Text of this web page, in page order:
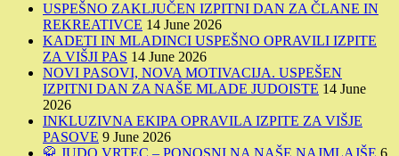
USPEŠNO ZAKLJUČEN IZPITNI DAN ZA ČLANE IN
REKREATIVCE 14 June 2026
KADETI IN MLADINCI USPEŠNO OPRAVILI IZPITE
ZA VIŠJI PAS 14 June 2026
NOVI PASOVI, NOVA MOTIVACIJA. USPEŠEN
IZPITNI DAN ZA NAŠE MLADE JUDOISTE 14 June
2026
INKLUZIVNA EKIPA OPRAVILA IZPITE ZA VIŠJE
PASOVE 9 June 2026